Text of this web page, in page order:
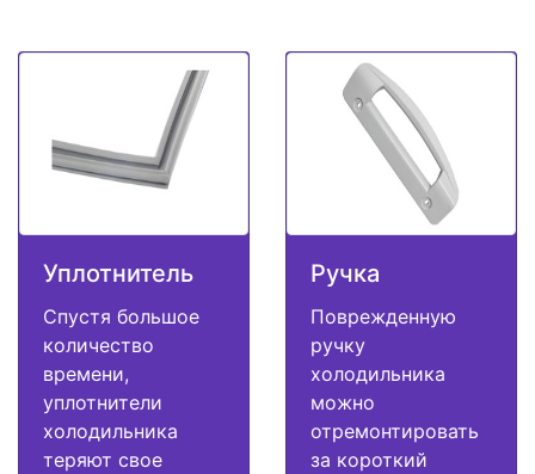
Уплотнитель
Спустя большое
количество
времени,
уплотнители
холодильника
теряют свое
Ручка
Поврежденную
ручку
холодильника
можно
отремонтировать
за короткий